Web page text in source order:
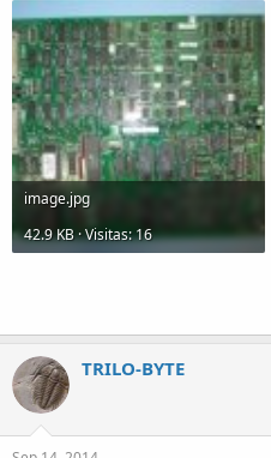
image.jpg
42.9 KB · Visitas: 16
TRILO-BYTE